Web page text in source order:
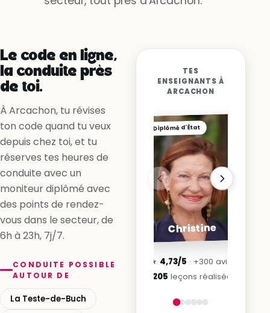
Oui, la voie est libre
Oui, en accélérant
Le code en ligne,
la conduite près
de toi.
À Arcachon, tu révises
ton code quand tu veux
depuis chez toi, et tu
réserves tes heures de
conduite avec un
moniteur diplômé avec
des points de rendez-
vous dans le secteur, de
6h à 23h, 7j/7.
CONDUITE POSSIBLE
AUTOUR DE
La Teste-de-Buch
TES
ENSEIGNANTS À
ARCACHON
Diplômé d'État
Christine
★ 4,73/5 · +300 avis
6 205 leçons réalisées